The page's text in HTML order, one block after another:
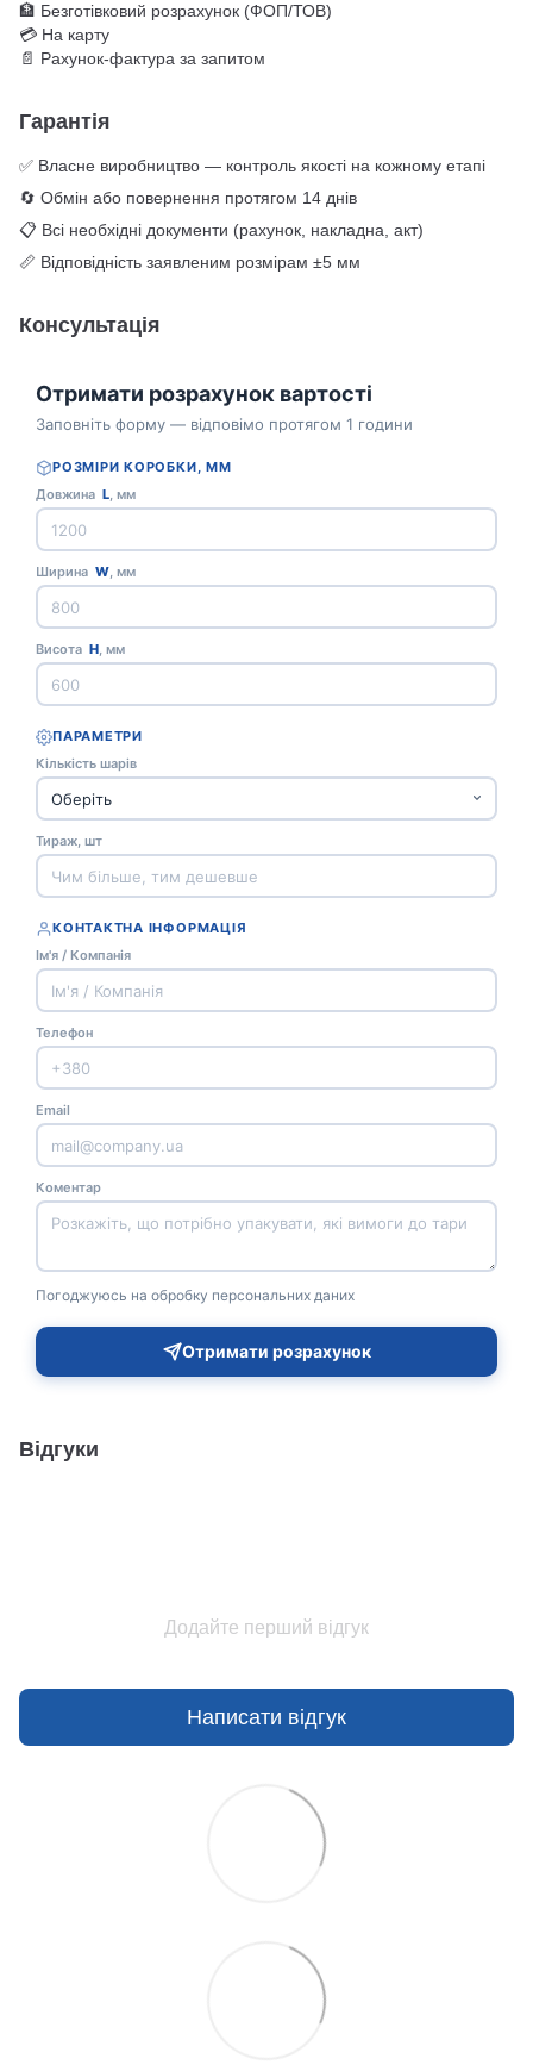
🏦 Безготівковий розрахунок (ФОП/ТОВ)
💳 На карту
📄 Рахунок-фактура за запитом
Гарантія
✅ Власне виробництво — контроль якості на кожному етапі
🔄 Обмін або повернення протягом 14 днів
📋 Всі необхідні документи (рахунок, накладна, акт)
📏 Відповідність заявленим розмірам ±5 мм
Консультація
Отримати розрахунок вартості
Заповніть форму — відповімо протягом 1 години
РОЗМІРИ КОРОБКИ, ММ
Довжина L, мм
Ширина W, мм
Висота H, мм
ПАРАМЕТРИ
Кількість шарів
Тираж, шт
КОНТАКТНА ІНФОРМАЦІЯ
Ім'я / Компанія
Телефон
Email
Коментар
Погоджуюсь на обробку персональних даних
Отримати розрахунок
Відгуки
Додайте перший відгук
Написати відгук